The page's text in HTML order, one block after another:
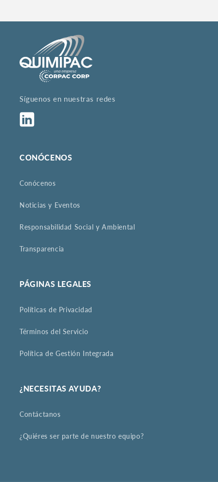
Síguenos en nuestras redes
Tumblr
CONÓCENOS
Conócenos
Noticias y Eventos
Responsabilidad Social y Ambiental
Transparencia
PÁGINAS LEGALES
Políticas de Privacidad
Términos del Servicio
Política de Gestión Integrada
¿NECESITAS AYUDA?
Contáctanos
¿Quiéres ser parte de nuestro equipo?